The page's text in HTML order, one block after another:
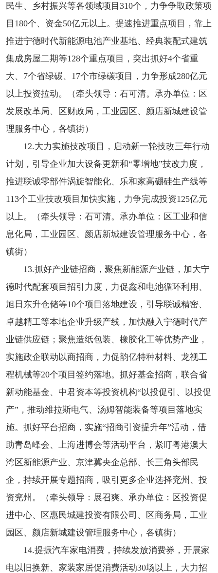
民生、乡村振兴等各领域项目310个，力争争取政策项
目180个、资金50亿元以上。提速推进重点项目，靠上
推进宁德时代新能源电池产业基地、经典装配式建筑
集成房屋二期等128个重点项目，突出抓好4个省重
大、7个省绿碳、17个市绿碳项目，力争形成280亿元
以上投资拉动。（牵头领导：石可清。承办单位：区
发展改革局、区财政局，工业园区、颜店新城建设管
理服务中心，各镇街）
12.大力实施技改项目，启动新一轮技改三年行动
计划，引导企业加大设备更新和“零增地”技改力度，
推进联诚零部件涡旋智能化、乐和家高硼硅生产线等
113个工业技改项目加快实施，力争完成投资125亿元
以上。（牵头领导：石可清。承办单位：区工业和信
息化局，工业园区、颜店新城建设管理服务中心，各
镇街）
13.抓好产业链招商，聚焦新能源产业链，加大宁
德时代配套项目招引力度，力促鑫和电池循环利用、
旭日东升仓储等10个项目落地建设，引导联诚精密、
卓越精工等本地企业升级产线，加快融入宁德时代产
业链供应链；聚焦造纸包装、橡胶化工等优势产业，
实施政企联动以商招商，力促韵亿特种材料、龙视工
程机械等20个项目签约落地。抓好基金招商，联合省
新动能基金、中君资本等投资机构“以投促引、以投促
产”，推动维拉斯电气、汤姆智能装备等项目落地实
施。抓好平台招商，实施“招商引资提升年”活动，借
助青岛峰会、上海进博会等活动平台，紧盯粤港澳大
湾区新能源产业、京津冀央企总部、长三角头部民
企，持续开展专题招商，吸引更多企业选择兖州、投
资兖州。（牵头领导：展召爽。承办单位：区投资促
进中心、区惠民城建投资有限公司、区商务局，工业
园区、颜店新城建设管理服务中心，各镇街）
14.提振汽车家电消费，持续发放消费券，开展家
电以旧换新、家装家居促消费活动30场以上，大力招